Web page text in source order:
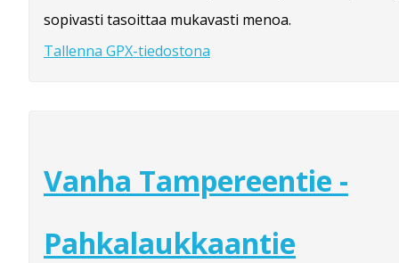
sopivasti tasoittaa mukavasti menoa.
Tallenna GPX-tiedostona
Vanha Tampereentie -
Pahkalaukkaantie